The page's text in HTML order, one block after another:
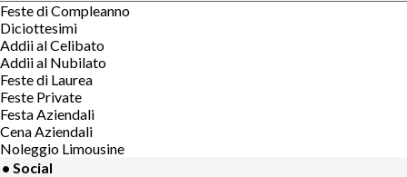
Feste di Compleanno
Diciottesimi
Addii al Celibato
Addii al Nubilato
Feste di Laurea
Feste Private
Festa Aziendali
Cena Aziendali
Noleggio Limousine
• Social